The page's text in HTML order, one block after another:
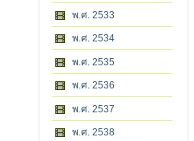
พ.ศ. 2533
พ.ศ. 2534
พ.ศ. 2535
พ.ศ. 2536
พ.ศ. 2537
พ.ศ. 2538